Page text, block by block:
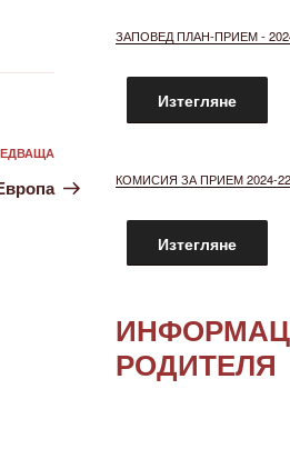
Следваща
публикация
ЗАПОВЕД ПЛАН-ПРИЕМ -
Изтегляне
КОМИСИЯ ЗА ПРИЕМ 2024-
Изтегляне
РОДИТЕЛЯ